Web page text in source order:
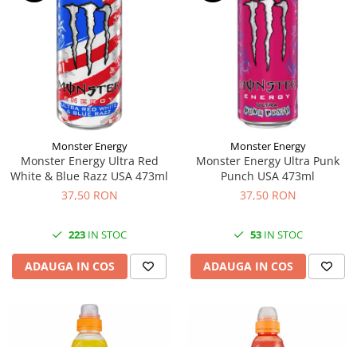
Monster Energy
Monster Energy Ultra Red
White & Blue Razz USA 473ml
37,50 RON
223 IN STOC
ADAUGA IN COS
Monster Energy
Monster Energy Ultra Punk
Punch USA 473ml
37,50 RON
53IN STOC
ADAUGA IN COS